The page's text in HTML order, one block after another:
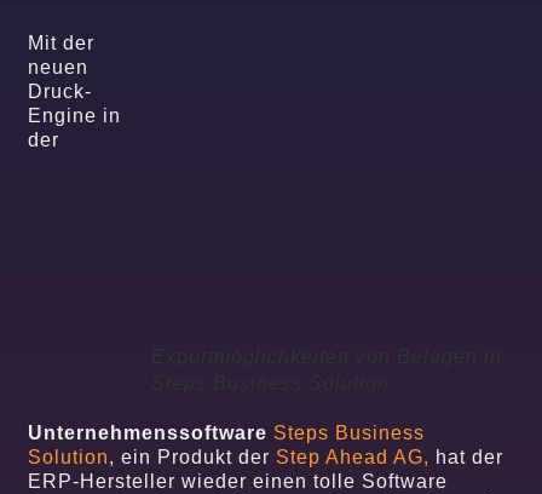
Mit der
neuen
Druck-
Engine in
der
Unternehmenssoftware Steps Business
Solution, ein Produkt der Step Ahead AG, hat der
ERP-Hersteller wieder einen tolle Software